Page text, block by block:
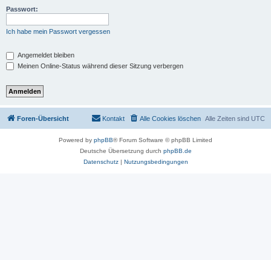
Passwort:
Ich habe mein Passwort vergessen
Angemeldet bleiben
Meinen Online-Status während dieser Sitzung verbergen
Foren-Übersicht Alle Zeiten sind UTC
Alle Cookies löschen
Kontakt
Powered by phpBB® Forum Software © phpBB Limited
Deutsche Übersetzung durch phpBB.de
Datenschutz| Nutzungsbedingungen